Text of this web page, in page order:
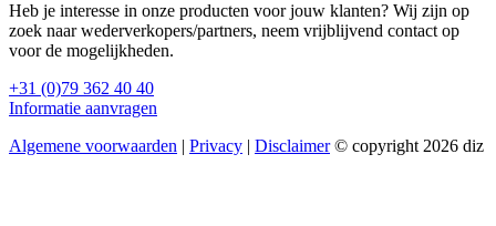
Heb je interesse in onze producten voor jouw klanten? Wij zijn op
zoek naar wederverkopers/partners, neem vrijblijvend contact op
voor de mogelijkheden.
+31 (0)79 362 40 40
Informatie aanvragen
Algemene voorwaarden
Privacy Disclaimer© copyright 2026 diz